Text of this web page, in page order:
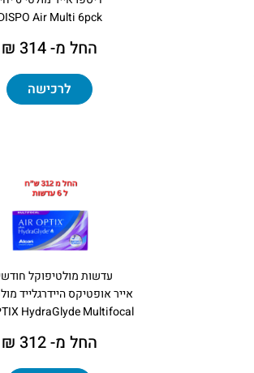
Air Multi 6pck
החל מ- 314 ₪
לרכישה
עדשות מולטיפוקל
אייר אופטיקס היידרגלייד
HydraGlyde Multifocal
החל מ- 312 ₪